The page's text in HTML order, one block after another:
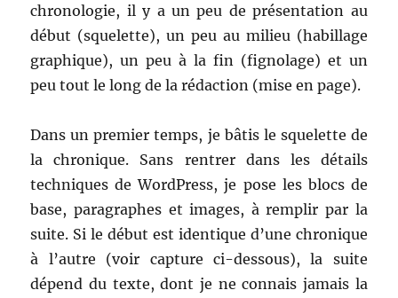
chronologie, il y a un peu de présentation au
début (squelette), un peu au milieu (habillage
graphique), un peu à la fin (fignolage) et un
peu tout le long de la rédaction (mise en page).
Dans un premier temps, je bâtis le squelette de
la chronique. Sans rentrer dans les détails
techniques de WordPress, je pose les blocs de
base, paragraphes et images, à remplir par la
suite. Si le début est identique d’une chronique
à l’autre (voir capture ci-dessous), la suite
dépend du texte, dont je ne connais jamais la